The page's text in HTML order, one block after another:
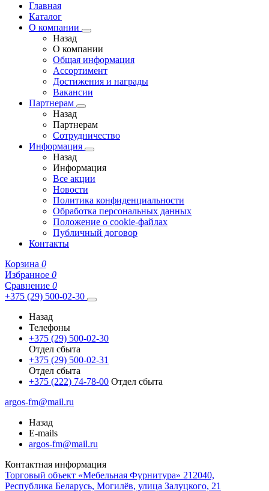
Главная
Каталог
О компании
Назад
О компании
Общая информация
Ассортимент
Достижения и награды
Вакансии
Партнерам
Назад
Партнерам
Сотрудничество
Информация
Назад
Информация
Все акции
Новости
Политика конфиденциальности
Обработка персональных данных
Положение о cookie-файлах
Публичный договор
Контакты
Корзина 0
Избранное 0
Сравнение 0
+375 (29) 500-02-30
Назад
Телефоны
+375 (29) 500-02-30
Отдел сбыта
+375 (29) 500-02-31
Отдел сбыта
+375 (222) 74-78-00 Отдел сбыта
argos-fm@mail.ru
Назад
E-mails
argos-fm@mail.ru
Контактная информация
Торговый объект «Мебельная Фурнитура» 212040,
Республика Беларусь, Могилёв, улица Залуцкого, 21